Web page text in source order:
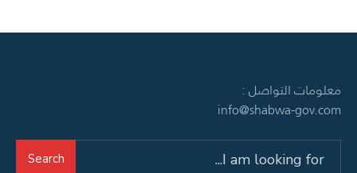
معلومات التواصل :
info@shabwa-gov.com
Search